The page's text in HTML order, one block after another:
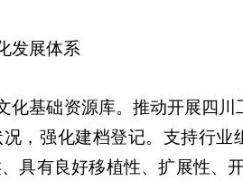
发展体系
化基础资源库。推动开展四
，强化建档登记。支持行
具有良好移植性、扩展性、